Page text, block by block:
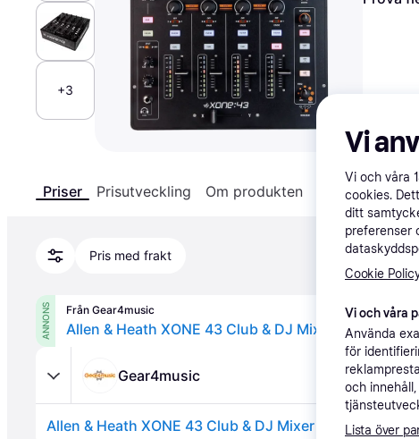
+3
Priser Prisutveckling Om produkten Specifikationer
Pris med frakt
ANNONS Från Gear4music
Allen & Heath XONE 43 Club & DJ Mixer
Gear4music
Allen & Heath XONE 43 Club & DJ Mixer
Vi
Vi och våra
cookies.
ditt
preferenser
Cookie
Vi och våra
Använda
för
och
Lista över